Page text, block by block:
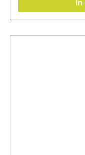
In